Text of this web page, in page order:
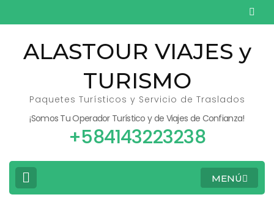
al
contenido
(presionaALASTOUR VIAJES y
TURISMO
Paquetes Turísticos y Servicio de Traslados
¡Somos Tu Operador Turístico y de Viajes de Confianza!
+584143223238
MENÚ